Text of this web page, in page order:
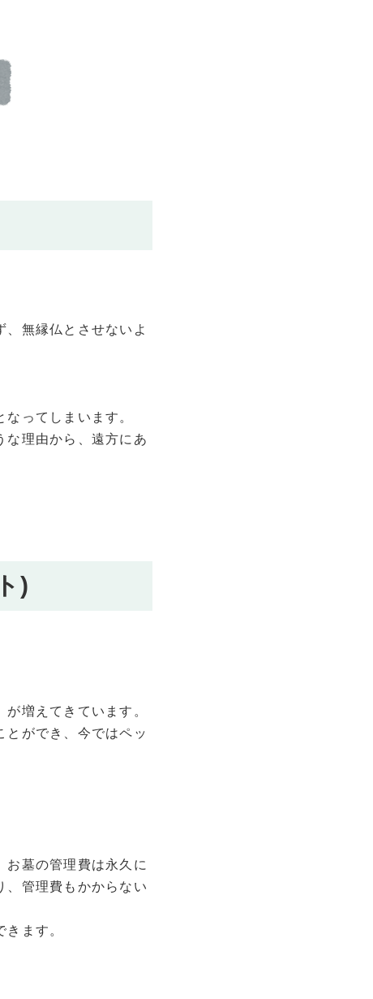
無縁仏とさせないよ
ってしまいます。
な理由から、遠方にあ
)
増えてきています。
とができ、今ではペッ
お墓の管理費は永久に
、管理費もかからない
ます。